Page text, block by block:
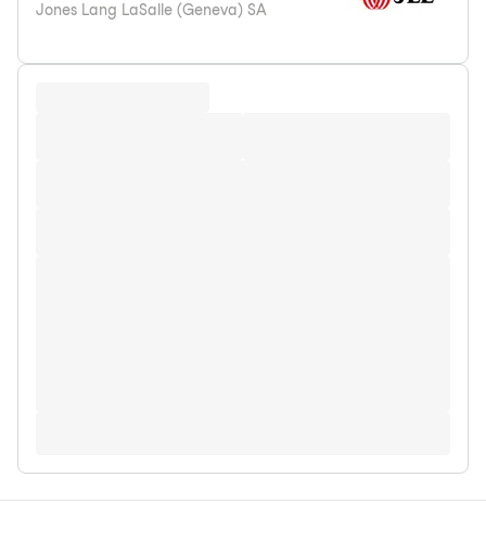
Jones Lang LaSalle (Geneva) SA